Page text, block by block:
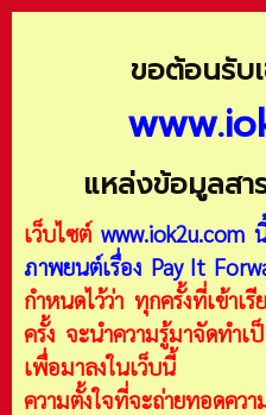
ขอต้อนรับ
แหล่งข้อมูลส
เว็บไซต์ www.iok2u.com
ภาพยนต์เรื่อง Pay It
กำหนดไว้ว่า ทุกครั้งที่เข้า
ครั้ง จะนำความรู้มาจัดทำ
เพื่อมาลงในเว็บนี้
ความตั้งใจที่จะถ่ายทอดคว